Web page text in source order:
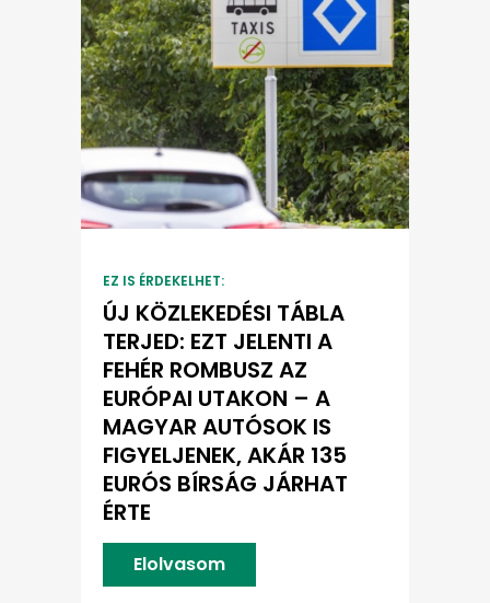
EZ IS ÉRDEKELHET:
ÚJ KÖZLEKEDÉSI TÁBLA
TERJED: EZT JELENTI A
FEHÉR ROMBUSZ AZ
EURÓPAI UTAKON – A
MAGYAR AUTÓSOK IS
FIGYELJENEK, AKÁR 135
EURÓS BÍRSÁG JÁRHAT
ÉRTE
Elolvasom